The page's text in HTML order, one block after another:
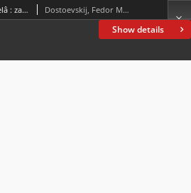
Show details
Kritičeskìâ stat'i ; Dnevnik pisatelâ : za 1873 g. : (iz žurnala "Graždanin") ; Političeskìâ statli Dostoevskij, Fedor Mihajlovič (1821-1881)